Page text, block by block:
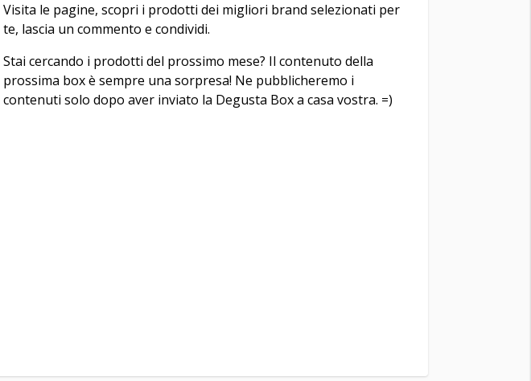
Visita le pagine, scopri i prodotti dei migliori brand selezionati per
te, lascia un commento e condividi.
Stai cercando i prodotti del prossimo mese? Il contenuto della
prossima box è sempre una sorpresa! Ne pubblicheremo i
contenuti solo dopo aver inviato la Degusta Box a casa vostra. =)